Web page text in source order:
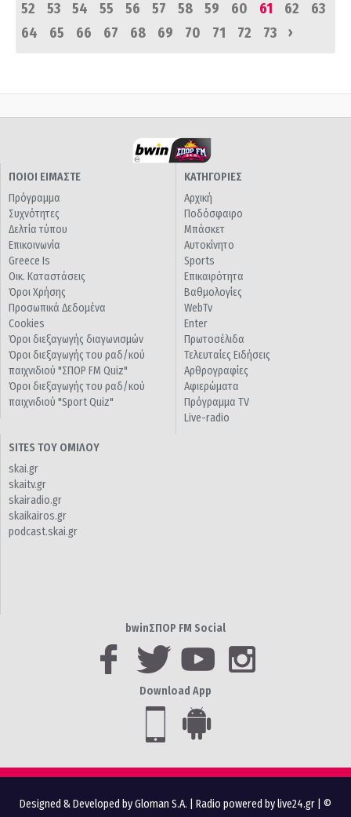
52
53 54 55 56 57 58 59 60 61 62
63
64
65 66 67 68 69 70 71 72 73 ›
ΠΟΙΟΙ ΕΙΜΑΣΤΕ
Πρόγραμμα
Συχνότητες
Δελτία τύπου
Επικοινωνία
Greece Is
Οικ. Καταστάσεις
Όροι Χρήσης
Προσωπικά Δεδομένα
Cookies
Όροι διεξαγωγής διαγωνισμών
Όροι διεξαγωγής του ραδ/κού
παιχνιδιού "ΣΠΟΡ FM Quiz"
Όροι διεξαγωγής του ραδ/κού
παιχνιδιού "Sport Quiz"
ΚΑΤΗΓΟΡΙΕΣ
Αρχική
Ποδόσφαιρο
Μπάσκετ
Αυτοκίνητο
Sports
Επικαιρότητα
Βαθμολογίες
WebTv
Enter
Πρωτοσέλιδα
Τελευταίες Ειδήσεις
Αρθρογραφίες
Αφιερώματα
Πρόγραμμα TV
Live-radio
SITES ΤΟΥ ΟΜΙΛΟΥ
skai.gr
skaitv.gr
skairadio.gr
skaikairos.gr
podcast.skai.gr
bwinΣΠΟΡ FM Social
Download App
Designed & Developed by Gloman S.A. Radio powered by live24.gr | ©